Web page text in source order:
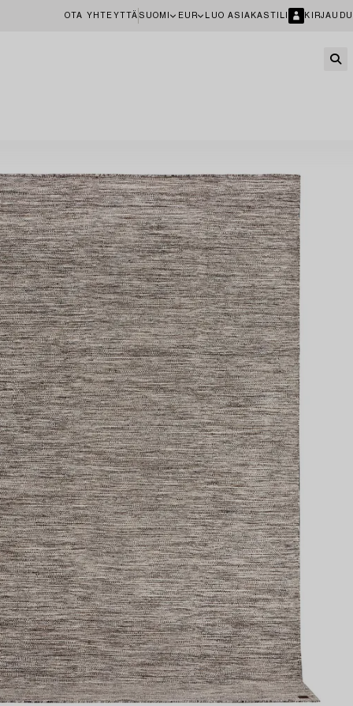
OTA YHTEYTTÄ SUOMI EUR LUO ASIAKASTILI KIRJAUDU